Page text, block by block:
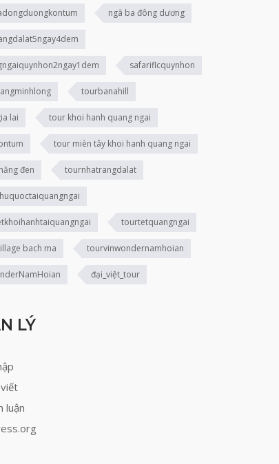
ngã ba đông dương
safariflcquynhon
tourbanahill
lai tour khoi hanh quang ngai
tour mièn tây khoi hanh quang ngai
đen tournhatrangdalat
tourtetquangngai
bach ma tourvinwondernamhoian
đại_việt_tour
LÝ
viết
luận